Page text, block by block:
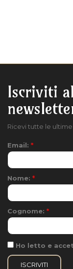
Iscriviti
Ricevi tutte le
Email: *
Nome: *
Cognome: *
Ho letto e